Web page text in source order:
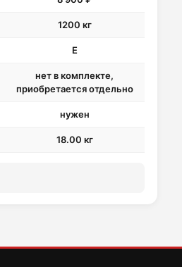
1200 кг
E
нет в комплекте,
приобретается отдельно
нужен
18.00 кг